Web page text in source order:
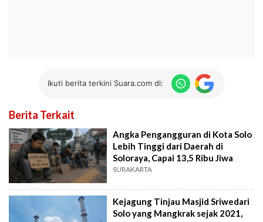
Ikuti berita terkini Suara.com di:
Berita Terkait
Angka Pengangguran di Kota Solo
Lebih Tinggi dari Daerah di
Soloraya, Capai 13,5 Ribu Jiwa
SURAKARTA
Kejagung Tinjau Masjid Sriwedari
Solo yang Mangkrak sejak 2021,